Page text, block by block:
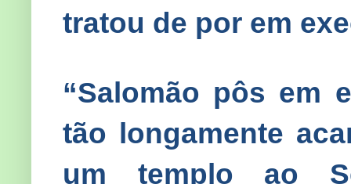
tratou de por em
“Salomão pôs em
tão longamente
um templo ao